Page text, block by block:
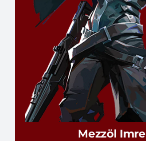
Mezzöl Imre
Játékos
RÉSZLETEK